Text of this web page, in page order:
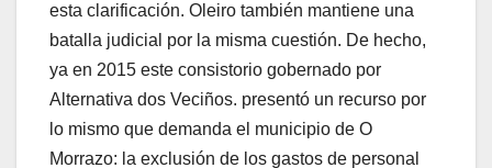
esta clarificación. Oleiro también mantiene una
batalla judicial por la misma cuestión. De hecho,
ya en 2015 este consistorio gobernado por
Alternativa dos Veciños. presentó un recurso por
lo mismo que demanda el municipio de O
Morrazo: la exclusión de los gastos de personal